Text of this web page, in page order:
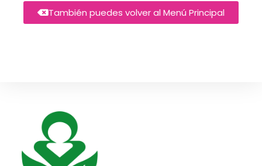
También puedes volver al Menú Principal